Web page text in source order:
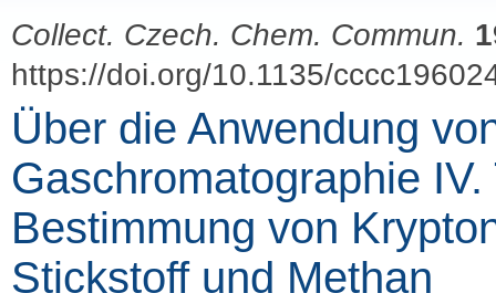
Collect. Czech. Chem. Commun.
https://doi.org/10.1135/
Über die Anwendung
Gaschromatographie
Bestimmung von
Stickstoff und Methan